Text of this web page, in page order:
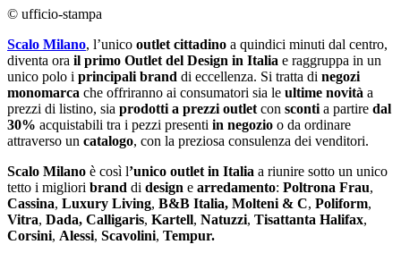
© ufficio-stampa
Scalo Milano, l’unico outlet cittadino a quindici minuti dal centro,
diventa ora il primo Outlet del Design in Italia e raggruppa in un
unico polo i principali brand di eccellenza. Si tratta di negozi
monomarca che offriranno ai consumatori sia le ultime novità a
prezzi di listino, sia prodotti a prezzi outlet con sconti a partire dal
30% acquistabili tra i pezzi presenti in negozio o da ordinare
attraverso un catalogo, con la preziosa consulenza dei venditori.
Scalo Milano è così l’unico outlet in Italia a riunire sotto un unico
tetto i migliori brand di design e arredamento: Poltrona Frau,
Cassina, Luxury Living, B&B Italia, Molteni & C, Poliform,
Vitra, Dada, Calligaris, Kartell, Natuzzi, Tisattanta Halifax,
Corsini, Alessi, Scavolini, Tempur.